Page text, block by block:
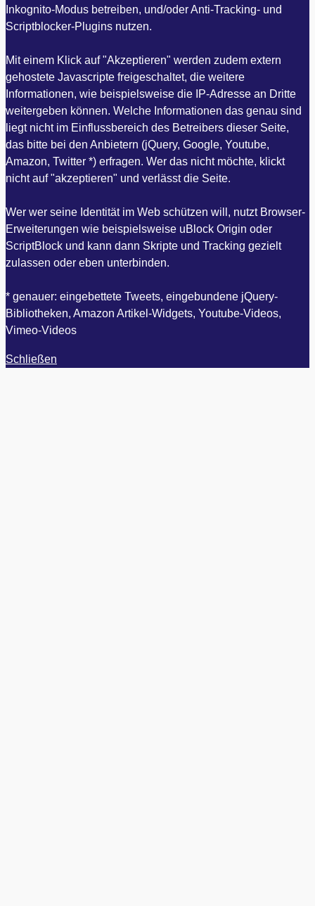
Inkognito-Modus betreiben, und/oder Anti-Tracking- und
Scriptblocker-Plugins nutzen.
Mit einem Klick auf "Akzeptieren" werden zudem extern
gehostete Javascripte freigeschaltet, die weitere
Informationen, wie beispielsweise die IP-Adresse an Dritte
weitergeben können. Welche Informationen das genau sind
liegt nicht im Einflussbereich des Betreibers dieser Seite,
das bitte bei den Anbietern (jQuery, Google, Youtube,
Amazon, Twitter *) erfragen. Wer das nicht möchte, klickt
nicht auf "akzeptieren" und verlässt die Seite.
Wer wer seine Identität im Web schützen will, nutzt Browser-
Erweiterungen wie beispielsweise uBlock Origin oder
ScriptBlock und kann dann Skripte und Tracking gezielt
zulassen oder eben unterbinden.
* genauer: eingebettete Tweets, eingebundene jQuery-
Bibliotheken, Amazon Artikel-Widgets, Youtube-Videos,
Vimeo-Videos
Schließen